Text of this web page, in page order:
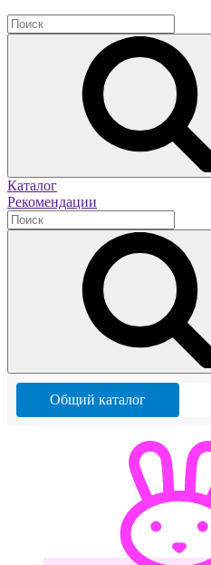
Каталог
Рекомендации
Общий каталог